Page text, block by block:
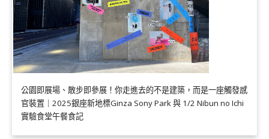
公園即展場、散步即參展！你走進去的不是建築，而是一座觸發感
官裝置｜2025銀座新地標Ginza Sony Park 與 1/2 Nibun no Ichi
實驗食堂午餐食記